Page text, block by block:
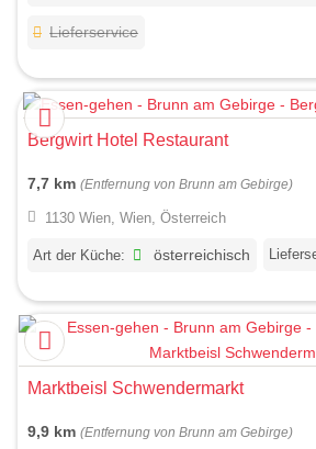
Lieferservice
Bergwirt Hotel Restaurant
7,7 km (Entfernung von Brunn am Gebirge)
1130 Wien, Wien, Österreich
Art der Küche: österreichisch
Marktbeisl Schwendermarkt
9,9 km (Entfernung von Brunn am Gebirge)